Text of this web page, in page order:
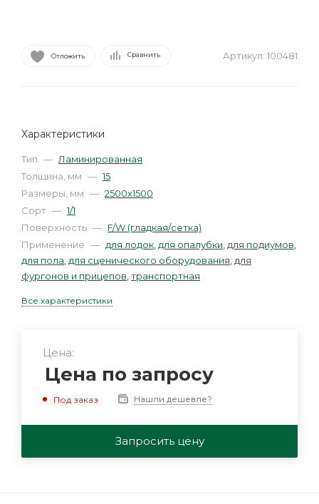
Отложить Сравнить Артикул: 100481
Характеристики
Тип — Ламинированная
Толщина, мм — 15
Размеры, мм — 2500х1500
Сорт — 1/1
Поверхность — F/W (гладкая/сетка)
Применение — для лодок для опалубки для подиумов
для пола для сценического оборудования для
фургонов и прицепов транспортная
Все характеристики
Цена:
Цена по запросу
Под заказ Нашли дешевле?
Запросить цену